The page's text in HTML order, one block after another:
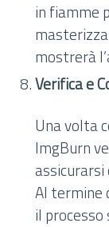
in fiamme
mostrerà
Verifica e
Una volta
ImgBurn
Al termine
il